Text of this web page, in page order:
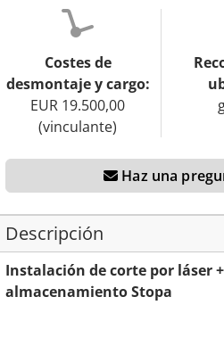
Costes de
desmontaje y cargo:
EUR 19.500,00
(vinculante)
Haz una
Descripción
Instalación de corte por láser
almacenamiento Stopa